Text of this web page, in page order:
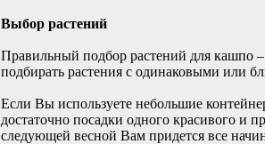
Выбор растений
Правильный подбор растений для кашпо
подбирать растения с одинаковыми или
Если Вы используете небольшие
достаточно посадки одного красивого и
следующей весной Вам придется все